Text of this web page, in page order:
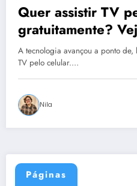
Quer assistir TV
gratuitamente?
A tecnologia avançou a ponto
TV pelo celular.…
Nila
Páginas